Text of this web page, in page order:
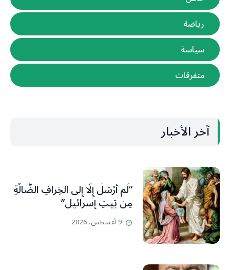
رياضة
سياسة
متفرقات
آخر الأخبار
“لَم أُرْسَلْ إِلَّا إِلى الخِرافِ الضَّالَّةِ
مِن بَيتِ إسرائيل”
9 أغسطس، 2026